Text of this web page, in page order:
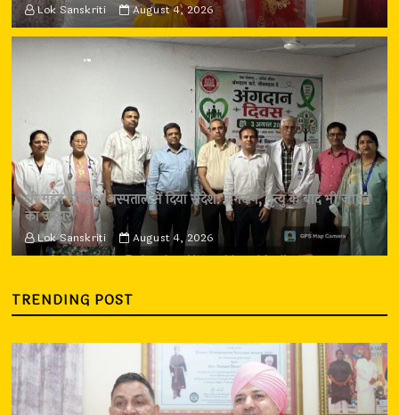
Lok Sanskriti August 4, 2026
श्री महंत इन्दिरेश अस्पताल में दिया संदेश: अंगदान, मृत्यु के बाद भी जीवन
का उपहार
Lok Sanskriti August 4, 2026
TRENDING POST